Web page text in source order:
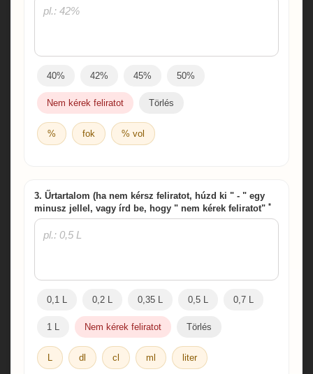
40% 42% 45% 50%
Nem kérek feliratot Törlés
% fok % vol
3. Űrtartalom (ha nem kérsz feliratot, húzd ki " - " egy
minusz jellel, vagy írd be, hogy " nem kérek feliratot" *
0,1 L 0,2 L 0,35 L 0,5 L 0,7 L
1 L Nem kérek feliratot Törlés
L dl cl ml liter